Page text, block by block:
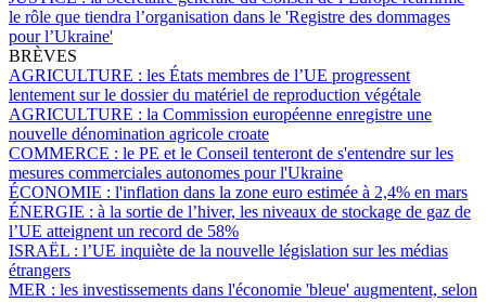
le rôle que tiendra l’organisation dans le 'Registre des dommages
pour l’Ukraine'
BRÈVES
AGRICULTURE : les États membres de l’UE progressent
lentement sur le dossier du matériel de reproduction végétale
AGRICULTURE : la Commission européenne enregistre une
nouvelle dénomination agricole croate
COMMERCE : le PE et le Conseil tenteront de s'entendre sur les
mesures commerciales autonomes pour l'Ukraine
ÉCONOMIE : l'inflation dans la zone euro estimée à 2,4% en mars
ÉNERGIE : à la sortie de l’hiver, les niveaux de stockage de gaz de
l’UE atteignent un record de 58%
ISRAËL : l’UE inquiète de la nouvelle législation sur les médias
étrangers
MER : les investissements dans l'économie 'bleue' augmentent, selon